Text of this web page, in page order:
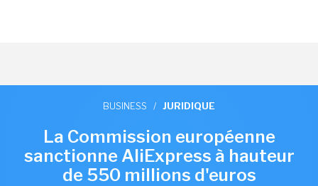
BUSINESS / JURIDIQUE
La Commission européenne
sanctionne AliExpress à hauteur
de 550 millions d'euros